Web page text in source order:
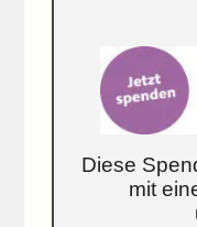
Diese
mit